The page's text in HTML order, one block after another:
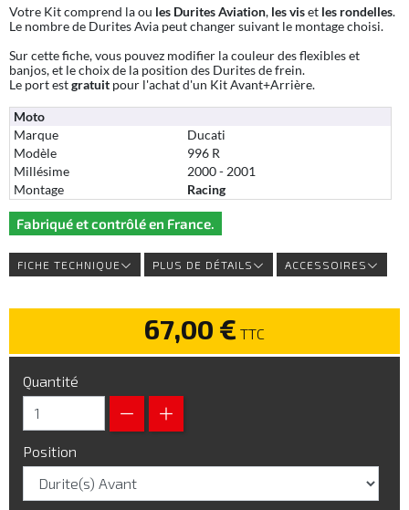
Votre Kit comprend la ou les Durites Aviation, les viset les rondelles.
Le nombre de Durites Avia peut changer suivant le montage choisi.
Sur cette fiche, vous pouvez modifier la couleur des flexibles et
banjos, et le choix de la position des Durites de frein.
Le port estgratuit pour l'achat d'un Kit Avant+Arrière.
Moto
Marque
Ducati
Modèle
996 R
Millésime
2000 - 2001
Montage
Racing
Fabriqué et contrôlé en France.
FICHE TECHNIQUE PLUS DE DÉTAILS ACCESSOIRES
67,00 € TTC
Quantité
Position